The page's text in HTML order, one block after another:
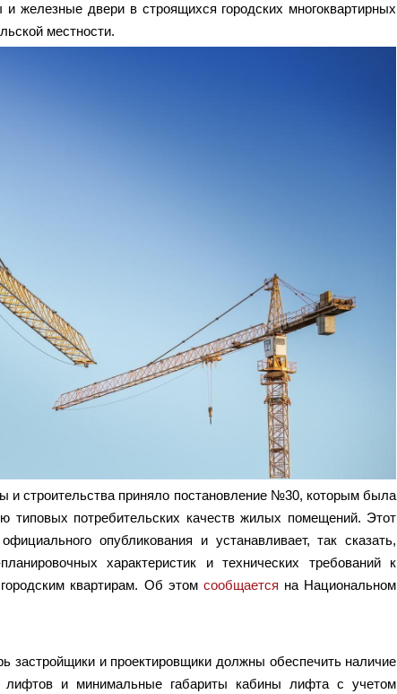
железные двери в строящихся городских многоквартирных
местности.
и строительства приняло постановление №30, которым была
типовых потребительских качеств жилых помещений. Этот
опубликования и устанавливает, так сказать,
характеристик и технических требований к
квартирам. Об этом сообщается на Национальном
застройщики и проектировщики должны обеспечить наличие
лифтов и минимальные габариты кабины лифта с учетом